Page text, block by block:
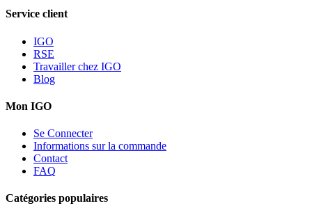
Service client
IGO
RSE
Travailler chez IGO
Blog
Mon IGO
Se Connecter
Informations sur la commande
Contact
FAQ
Catégories populaires